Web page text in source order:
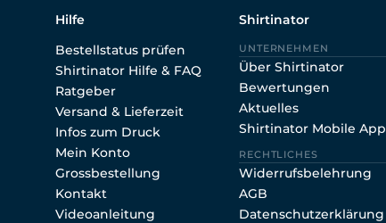
Hilfe
Bestellstatus prüfen
Shirtinator Hilfe & FAQ
Ratgeber
Versand & Lieferzeit
Infos zum Druck
Mein Konto
Grossbestellung
Kontakt
Videoanleitung
Shirtinator
UNTERNEHMEN
Über Shirtinator
Bewertungen
Aktuelles
Shirtinator Mobile App
RECHTLICHES
Widerrufsbelehrung
AGB
Datenschutzerklärung